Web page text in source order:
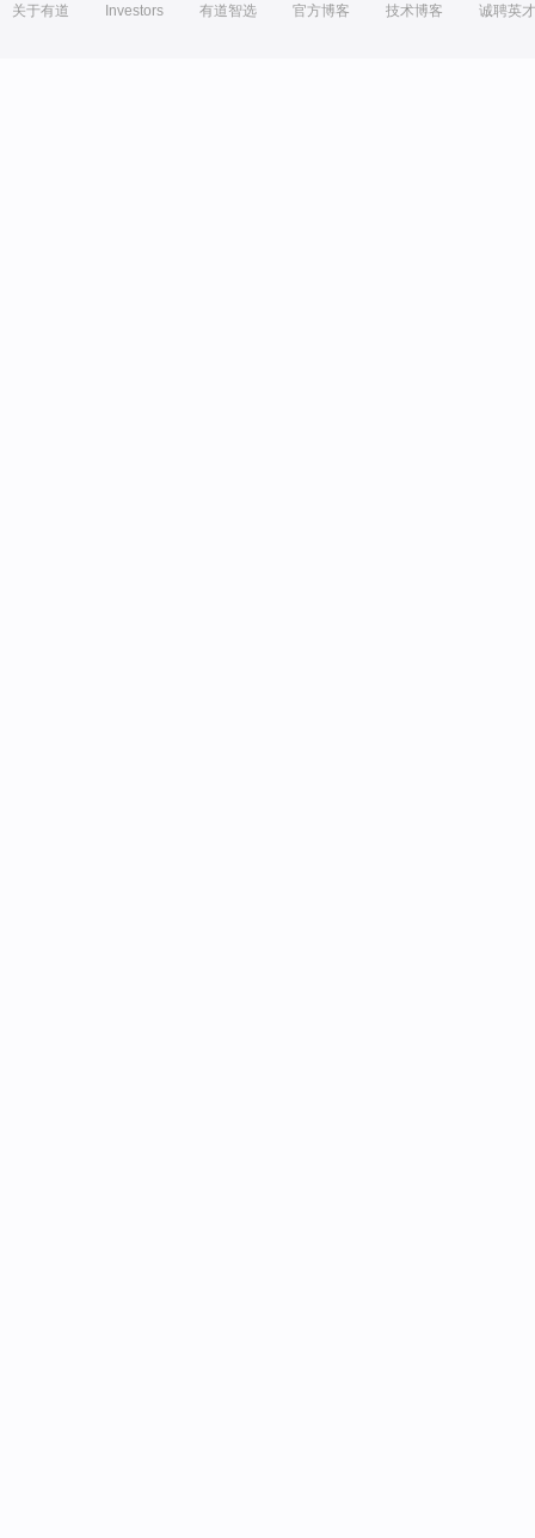
关于有道 Investors 有道智选 官方博客 技术博客 诚聘英才